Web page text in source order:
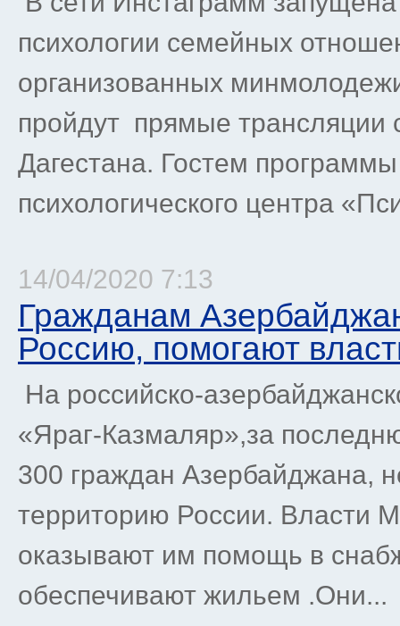
психологии семейных
организованных
пройдут прямые трансляции
Дагестана. Гостем
психологического центра
14/04/2020 7:13
Гражданам
Россию, помогают
На российско-
«Яраг-Казмаляр»,за
300 граждан Азербайджана,
территорию России. Власти
оказывают им помощь в
обеспечивают жильем .Они...